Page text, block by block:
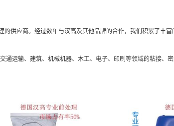
供应商。经过数年与汉高及其他品牌的合作，我们积累了丰
运输、建筑、机械机器、木工、电子、印刷等领域的粘接、